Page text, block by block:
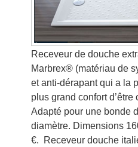
Receveur de douche
Marbrex® (matériau de
et anti-dérapant qui a la
plus grand confort d’être
Adapté pour une bonde
diamètre. Dimensions
€. Receveur douche